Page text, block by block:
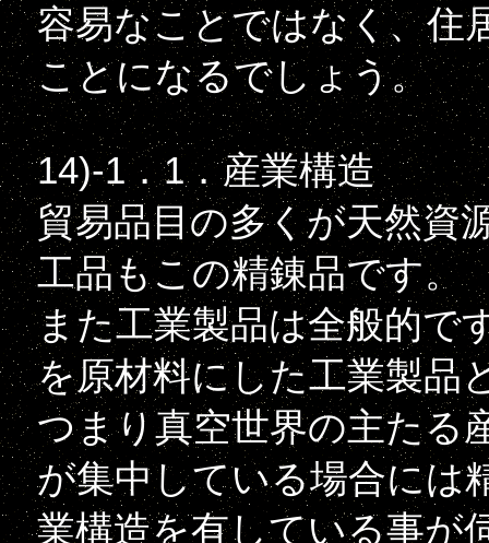
容易なことではなく、住
ことになるでしょう。
14)-1．1．産業構造
貿易品目の多くが天然資
工品もこの精錬品です。
また工業製品は全般的で
を原材料にした工業製品
つまり真空世界の主たる
が集中している場合には
業構造を有している事が